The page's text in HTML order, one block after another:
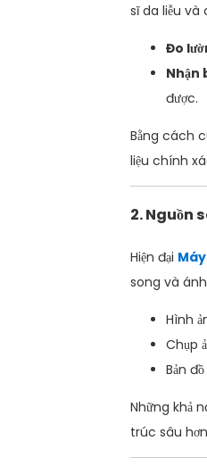
sĩ da liễu
Đo
Nhận
được.
Bằng cách
liệu chính
2. Nguồn
Hiện đại
song và
Hình
Chụp
Bản
Những khả
trúc sâu